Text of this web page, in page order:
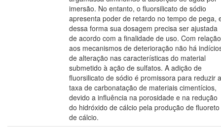
imersão. No entanto, o fluorsilicato de sódio
apresenta poder de retardo no tempo de pega,
dessa forma sua dosagem precisa ser ajustada
de acordo com a finalidade de uso. Com relação
aos mecanismos de deterioração não há
de alteração nas características do material
submetido à ação de sulfatos. A adição de
fluorsilicato de sódio é promissora para reduzir a
taxa de carbonatação de materiais cimentícios,
devido a influência na porosidade e na redução
do hidróxido de cálcio pela produção de fluoreto
de cálcio.